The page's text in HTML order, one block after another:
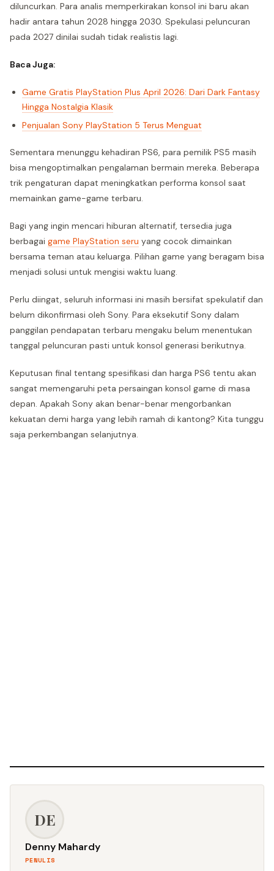
diluncurkan. Para analis memperkirakan konsol ini baru akan
hadir antara tahun 2028 hingga 2030. Spekulasi peluncuran
pada 2027 dinilai sudah tidak realistis lagi.
Baca Juga:
Game Gratis PlayStation Plus April 2026: Dari Dark Fantasy
Hingga Nostalgia Klasik
Penjualan Sony PlayStation 5 Terus Menguat
Sementara menunggu kehadiran PS6, para pemilik PS5 masih
bisa mengoptimalkan pengalaman bermain mereka. Beberapa
trik pengaturan dapat meningkatkan performa konsol saat
memainkan game-game terbaru.
Bagi yang ingin mencari hiburan alternatif, tersedia juga
berbagai game PlayStation seru yang cocok dimainkan
bersama teman atau keluarga. Pilihan game yang beragam bisa
menjadi solusi untuk mengisi waktu luang.
Perlu diingat, seluruh informasi ini masih bersifat spekulatif dan
belum dikonfirmasi oleh Sony. Para eksekutif Sony dalam
panggilan pendapatan terbaru mengaku belum menentukan
tanggal peluncuran pasti untuk konsol generasi berikutnya.
Keputusan final tentang spesifikasi dan harga PS6 tentu akan
sangat memengaruhi peta persaingan konsol game di masa
depan. Apakah Sony akan benar-benar mengorbankan
kekuatan demi harga yang lebih ramah di kantong? Kita tunggu
saja perkembangan selanjutnya.
DE
Denny Mahardy
PENULIS